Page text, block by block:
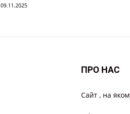
09.11.2025
ПРО НАС
Cайт , на